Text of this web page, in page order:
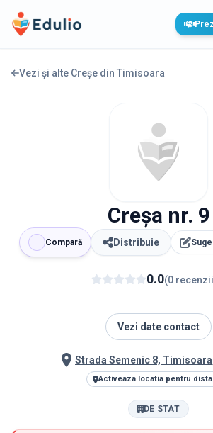
Edulio
Vezi și alte Creșe din Timisoara
Creșa nr. 9
Compară Distribuie
0.0(0
Vezi date contact
Strada Semenic 8,
Activeaza locatia pentru
DE STAT